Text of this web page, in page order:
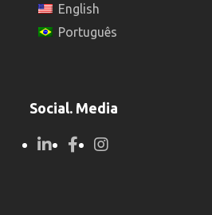
English
Português
Social. Media